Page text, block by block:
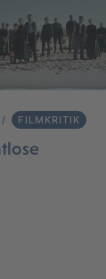
FILMKRITIK